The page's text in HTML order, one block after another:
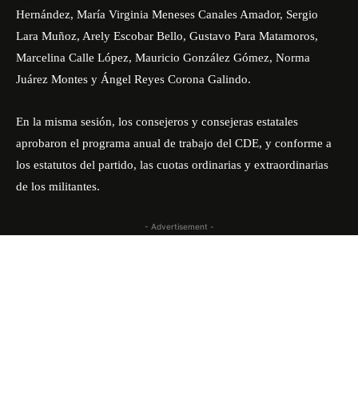
Hernández, María Virginia Meneses Canales Amador, Sergio
Lara Muñoz, Arely Escobar Bello, Gustavo Para Matamoros,
Marcelina Calle López, Mauricio González Gómez, Norma
Juárez Montes y Ángel Reyes Corona Galindo.
En la misma sesión, los consejeros y consejeras estatales
aprobaron el programa anual de trabajo del CDE, y conforme a
los estatutos del partido, las cuotas ordinarias y extraordinarias
de los militantes.
- Advertisement -